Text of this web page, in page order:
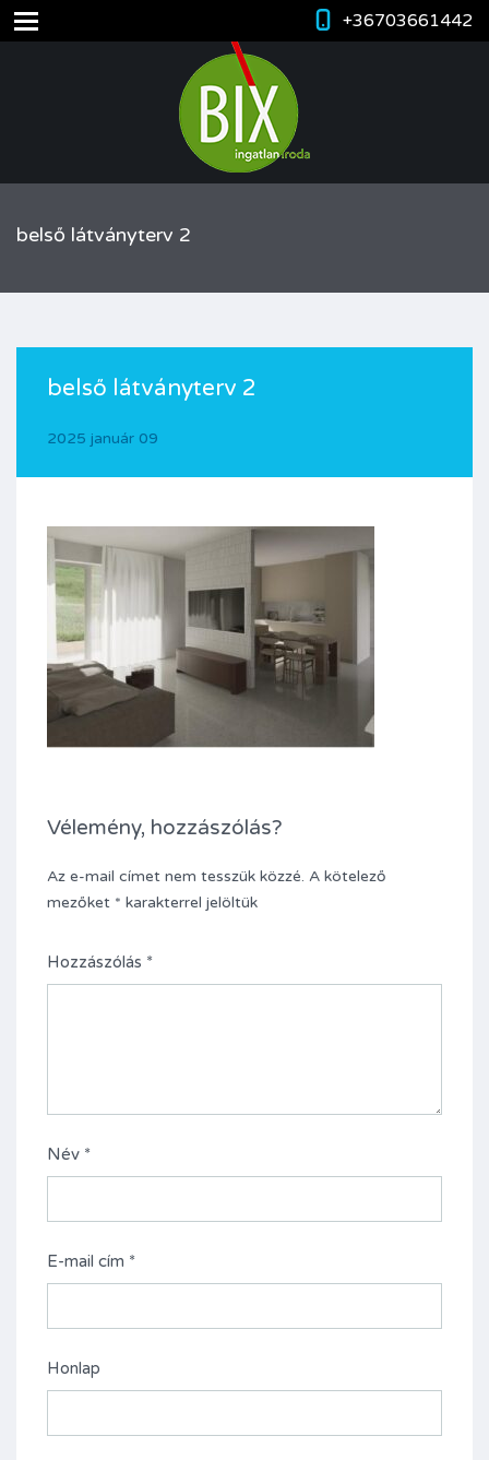
+36703661442
belső látványterv 2
belső látványterv 2
2025 január 09
Vélemény, hozzászólás?
Az e-mail címet nem tesszük közzé. A kötelező
mezőket * karakterrel jelöltük
Hozzászólás *
Név *
E-mail cím *
Honlap